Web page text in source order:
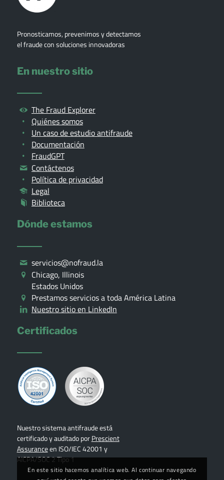
Pronosticamos, prevenimos y detectamos
el fraude con soluciones innovadoras
En nuestro sitio
The Fraud Explorer
Quiénes somos
Un caso de estudio antifraude
Documentación
FraudGPT
Contáctenos
Política de privacidad
Legal
Biblioteca
Dónde estamos
servicios@nofraud.la
Chicago, Illinois
Estados Unidos
Prestamos servicios a toda América Latina
Nuestro sitio en LinkedIn
Certificados
Nuestro sistema antifraude está
certificado y auditado porPrescient
Assuranceen ISO/IEC 42001 y
AICPA/SOC 2 Tipo 1
En este sitio hacemos analítica web. Al continuar navegando